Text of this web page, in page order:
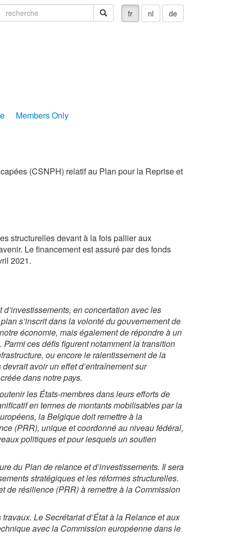
fr nl de
recherche
Members Only
(CSNPH) relatif au Plan pour la Reprise et
structurelles devant à la fois pallier aux
Le financement est assuré par des fonds
2021.
en concertation avec les
s’inscrit dans la volonté du gouvernement de
économie, mais également de répondre à un
ces défis figurent notamment la transition
ou encore le ralentissement de la
avoir un effet d’entraînement sur
dans notre pays.
les États-membres dans leurs efforts de
en termes de montants mobilisables par la
la Belgique doit remettre à la
(PRR), unique et coordonné au niveau fédéral,
politiques et pour lesquels un soutien
du Plan de relance et d’investissements. Il sera
stratégiques et les réformes structurelles.
de résilience (PRR) à remettre à la Commission
Le Secrétariat d’État à la Relance et aux
avec la Commission européenne dans le